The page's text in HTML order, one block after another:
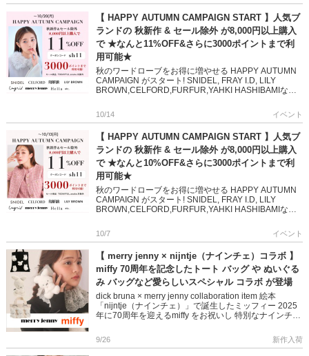
【 HAPPY AUTUMN CAMPAIGN START 】人気ブ
ランドの 秋新作 & セール除外 が8,000円以上購入
で ★なんと11%OFF&さらに3000ポイントまで利
用可能★
秋のワードローブをお得に増やせる HAPPY AUTUMN
CAMPAIGN がスタート! SNIDEL, FRAY I.D, LILY
BROWN,CELFORD,FURFUR,YAHKI HASHIBAMIなど
10/14 イベント
【 HAPPY AUTUMN CAMPAIGN START 】人気ブ
ランドの 秋新作 & セール除外 が8,000円以上購入
で ★なんと10%OFF&さらに3000ポイントまで利
用可能★
秋のワードローブをお得に増やせる HAPPY AUTUMN
CAMPAIGN がスタート! SNIDEL, FRAY I.D, LILY
BROWN,CELFORD,FURFUR,YAHKI HASHIBAMIなど
10/7 イベント
【 merry jenny × nijntje（ナインチェ）コラボ 】
miffy 70周年を記念したトート バッグ や ぬいぐる
み バッグなど愛らしいスペシャル コラボ が登場
dick bruna × merry jenny collaboration item 絵本
「nijntje（ナインチェ）」で誕生したミッフィー 2025
年に70周年を迎えるmiffy をお祝いし 特別なナインチェ
9/26 新作入荷